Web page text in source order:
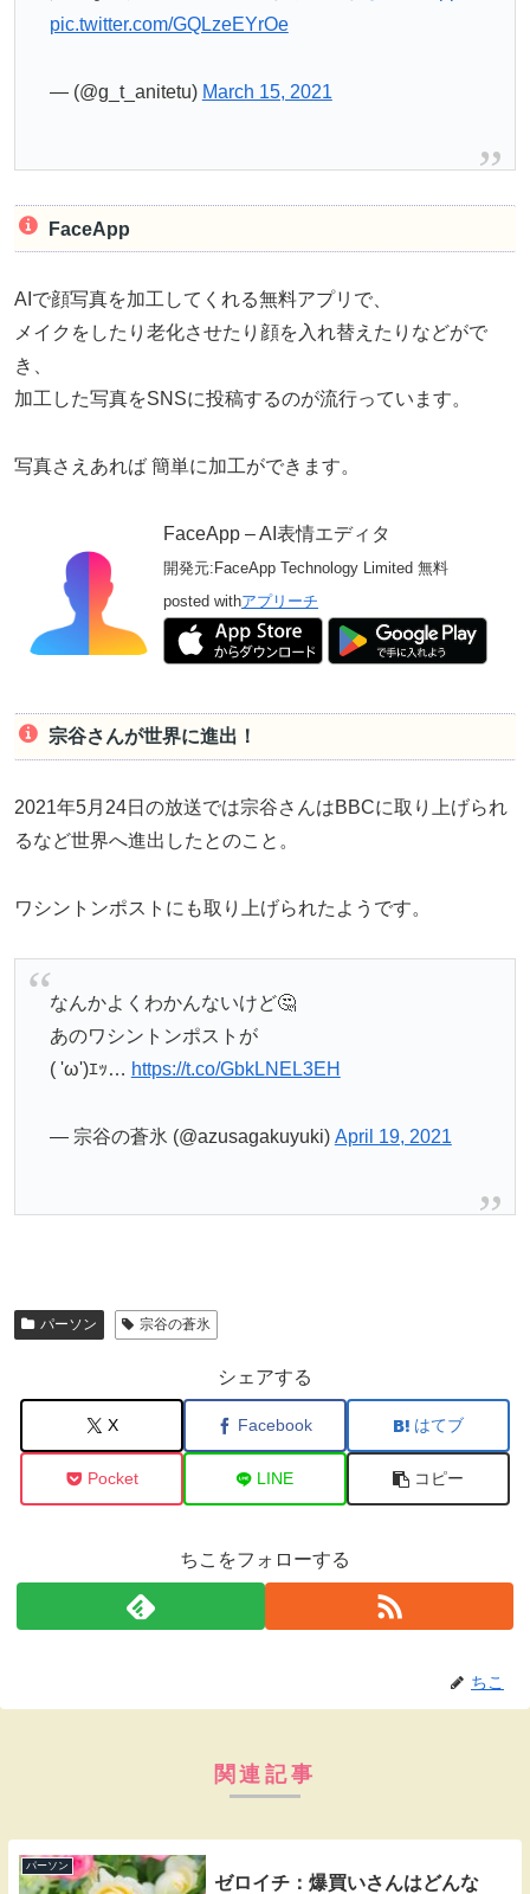
pic.twitter.com/GQLzeEYrOe
— (@g_t_anitetu) March 15, 2021
FaceApp
AIで顔写真を加工してくれる無料アプリで、
メイクをしたり老化させたり顔を入れ替えたりなどがで
き、
加工した写真をSNSに投稿するのが流行っています。
写真さえあれば 簡単に加工ができます。
FaceApp – AI表情エディタ
開発元: FaceApp Technology Limited 無料
posted withアプリーチ
宗谷さんが世界に進出！
2021年5月24日の放送では宗谷さんはBBCに取り上げられ
るなど世界へ進出したとのこと。
ワシントンポストにも取り上げられたようです。
なんかよくわかんないけど🤔
あのワシントンポストが
( 'ω')ｴｯ… https://t.co/GbkLNEL3EH
— 宗谷の蒼氷 (@azusagakuyuki) April 19, 2021
パーソン 宗谷の蒼氷
シェアする
X Facebook はてブ
Pocket LINE コピー
ちこをフォローする
ちこ
関連記事
パーソン
ゼロイチ：爆買いさんはどんな